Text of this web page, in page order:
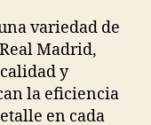
variedad de
Madrid,
y
la eficiencia
en cada